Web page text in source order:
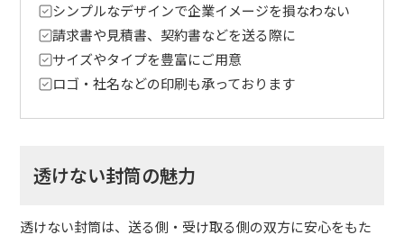
シンプルなデザインで企業イメージを損なわない
請求書や見積書、契約書などを送る際に
サイズやタイプを豊富にご用意
ロゴ・社名などの印刷も承っております
透けない封筒の魅力
透けない封筒は、送る側・受け取る側の双方に安心をもた